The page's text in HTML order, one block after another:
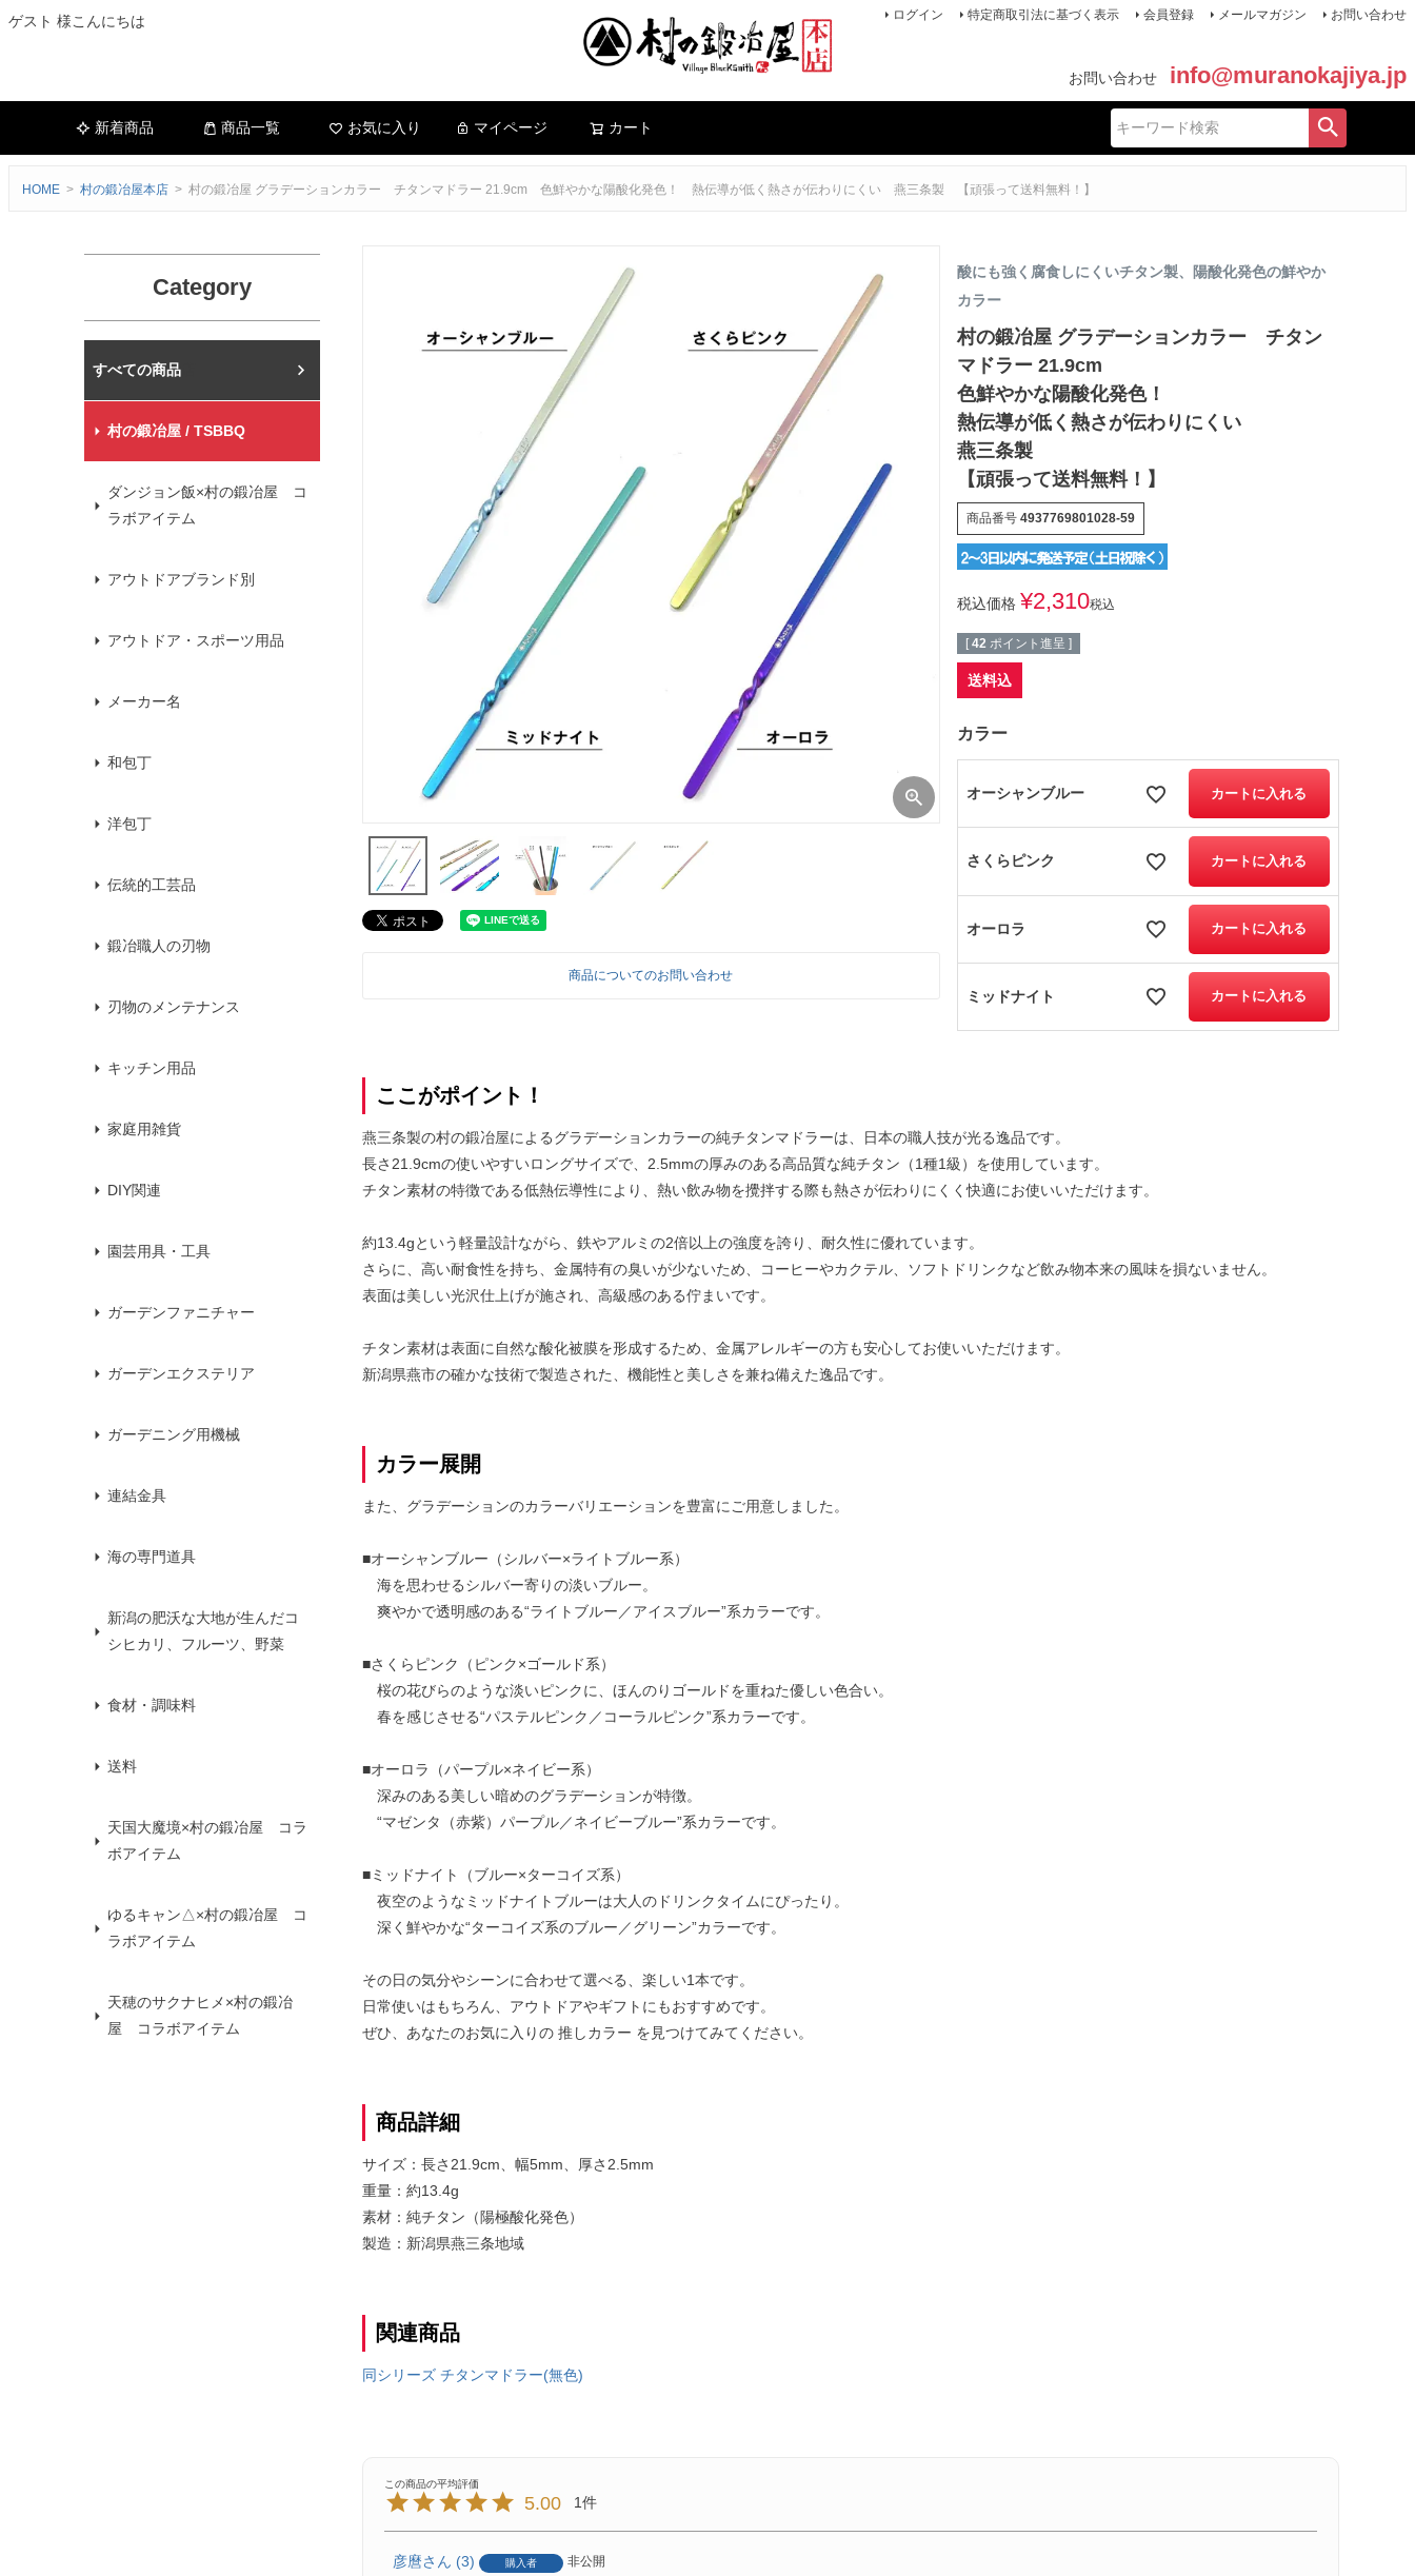
ゲスト 様こんにちは ログイン 特定商取引法に基づく表示 会員登録 メールマガジン お問い合わせ
お問い合わせ info@muranokajiya.jp
新着商品 商品一覧 お気に入り マイページ カート
HOME 村の鍛冶屋本店 村の鍛冶屋 グラデーションカラー チタンマドラー 21.9cm 色鮮やかな陽酸化発色！ 熱伝導が低く熱さが伝わりにくい 燕三条製 【頑張って送料無料！】
Category
村の鍛冶屋本店
村の鍛冶屋 / TSBBQ
ダンジョン飯×村の鍛冶屋 コ
ラボアイテム
アウトドアブランド別
アウトドア・スポーツ用品
メーカー名
和包丁
洋包丁
伝統的工芸品
鍛冶職人の刃物
刃物のメンテナンス
キッチン用品
家庭用雑貨
DIY関連
園芸用具・工具
ガーデンファニチャー
ガーデンエクステリア
ガーデニング用機械
連結金具
海の専門道具
新潟の肥沃な大地が生んだコ
シヒカリ、フルーツ、野菜
食材・調味料
送料
天国大魔境×村の鍛冶屋 コラ
ボアイテム
ゆるキャン△×村の鍛冶屋 コ
ラボアイテム
天穂のサクナヒメ×村の鍛冶
屋 コラボアイテム
商品についてのお問い合わせ
酸にも強く腐食しにくいチタン製、陽酸化発色の鮮やか
カラー
村の鍛冶屋 グラデーションカラー チタン
マドラー 21.9cm
色鮮やかな陽酸化発色！
熱伝導が低く熱さが伝わりにくい
燕三条製
【頑張って送料無料！】
商品番号 4937769801028-59
税込価格 ¥2,310税込
[ 42 ポイント進呈 ]
送料込
カラー
オーシャンブルー カートに入れる
さくらピンク カートに入れる
オーロラ カートに入れる
ミッドナイト カートに入れる
ここがポイント！
燕三条製の村の鍛冶屋によるグラデーションカラーの純チタンマドラーは、日本の職人技が光る逸品です。
長さ21.9cmの使いやすいロングサイズで、2.5mmの厚みのある高品質な純チタン（1種1級）を使用しています。
チタン素材の特徴である低熱伝導性により、熱い飲み物を攪拌する際も熱さが伝わりにくく快適にお使いいただけます。
約13.4gという軽量設計ながら、鉄やアルミの2倍以上の強度を誇り、耐久性に優れています。
さらに、高い耐食性を持ち、金属特有の臭いが少ないため、コーヒーやカクテル、ソフトドリンクなど飲み物本来の風味を損ないません。
表面は美しい光沢仕上げが施され、高級感のある佇まいです。
チタン素材は表面に自然な酸化被膜を形成するため、金属アレルギーの方も安心してお使いいただけます。
新潟県燕市の確かな技術で製造された、機能性と美しさを兼ね備えた逸品です。
カラー展開
また、グラデーションのカラーバリエーションを豊富にご用意しました。
■オーシャンブルー（シルバー×ライトブルー系）
海を思わせるシルバー寄りの淡いブルー。
爽やかで透明感のある“ライトブルー／アイスブルー”系カラーです。
■さくらピンク（ピンク×ゴールド系）
桜の花びらのような淡いピンクに、ほんのりゴールドを重ねた優しい色合い。
春を感じさせる“パステルピンク／コーラルピンク”系カラーです。
■オーロラ（パープル×ネイビー系）
深みのある美しい暗めのグラデーションが特徴。
“マゼンタ（赤紫）パープル／ネイビーブルー”系カラーです。
■ミッドナイト（ブルー×ターコイズ系）
夜空のようなミッドナイトブルーは大人のドリンクタイムにぴったり。
深く鮮やかな“ターコイズ系のブルー／グリーン”カラーです。
その日の気分やシーンに合わせて選べる、楽しい1本です。
日常使いはもちろん、アウトドアやギフトにもおすすめです。
ぜひ、あなたのお気に入りの 推しカラー を見つけてみてください。
商品詳細
サイズ：長さ21.9cm、幅5mm、厚さ2.5mm
重量：約13.4g
素材：純チタン（陽極酸化発色）
製造：新潟県燕三条地域
関連商品
同シリーズ チタンマドラー(無色)
5.00 1
彦麿 3 購入者
非公開